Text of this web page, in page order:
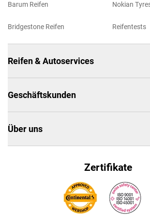
Barum Reifen
Bridgestone Reifen
Nokian
Reifentests
Reifen & Autoservices
Geschäftskunden
Über uns
Zertifikate